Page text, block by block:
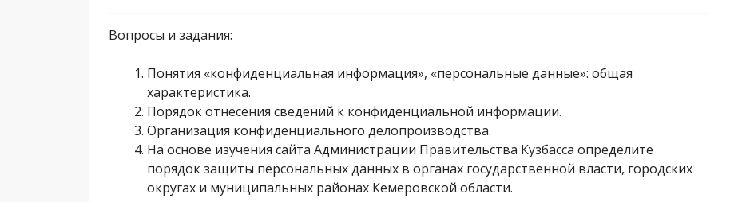
Вопросы и задания:
Понятия «конфиденциальная информация», «персональные данные»: общая
характеристика.
Порядок отнесения сведений к конфиденциальной информации.
Организация конфиденциального делопроизводства.
На основе изучения сайта Администрации Правительства Кузбасса определите
порядок защиты персональных данных в органах государственной власти, городских
округах и муниципальных районах Кемеровской области.